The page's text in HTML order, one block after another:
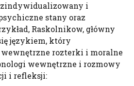
zindywidualizowany i
stany oraz
Raskolnikow, główny
językiem, który
rozterki i moralne
wewnętrzne i rozmowy
i refleksji: